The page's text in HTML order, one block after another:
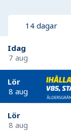
14 dagar
Idag
7 aug
Lör
8 aug
Lör
8 aug